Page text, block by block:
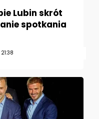
Lubin skrót
spotkania